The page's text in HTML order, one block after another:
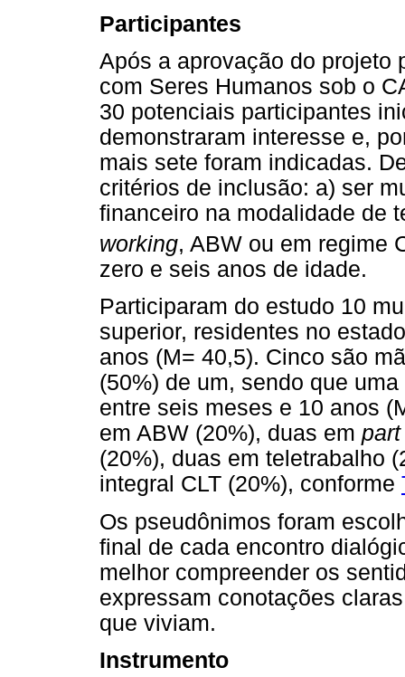
Participantes
Após a aprovação do projeto
com Seres Humanos sob o
30 potenciais participantes
demonstraram interesse e,
mais sete foram indicadas.
critérios de inclusão: a) ser
financeiro na modalidade de
working, ABW ou em regime
zero e seis anos de idade.
Participaram do estudo 10
superior, residentes no
anos (M= 40,5). Cinco são
(50%) de um, sendo que
entre seis meses e 10 anos
em ABW (20%), duas em
(20%), duas em teletrabalho
integral CLT (20%), conforme
Os pseudônimos foram
final de cada encontro
melhor compreender os
expressam conotações
que viviam.
Instrumento